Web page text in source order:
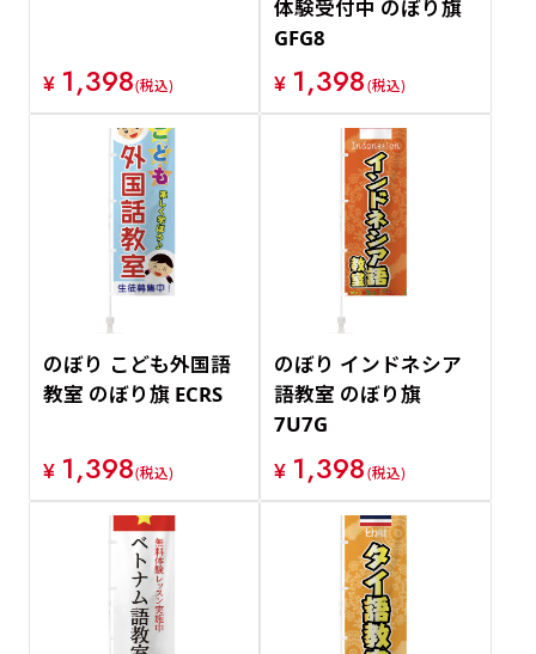
¥ 1,398(税込)
体験受付中 のぼり旗
GFG8
¥ 1,398(税込)
のぼり こども外国語
教室 のぼり旗 ECRS
¥ 1,398(税込)
のぼり インドネシア
語教室 のぼり旗
7U7G
¥ 1,398(税込)